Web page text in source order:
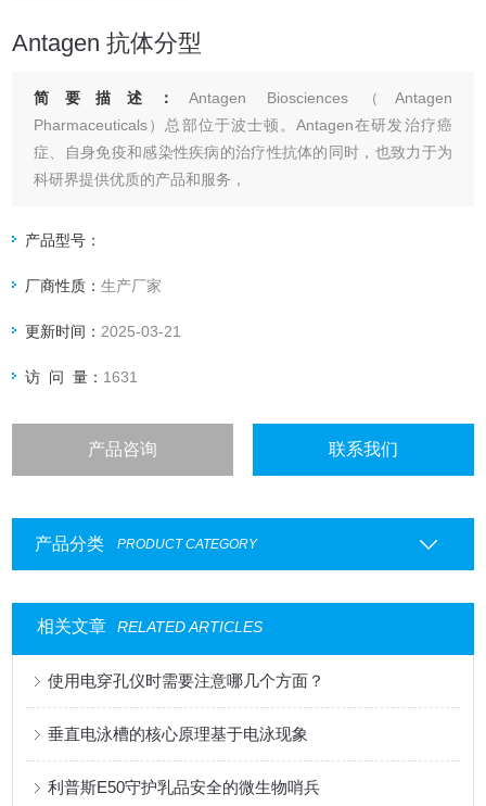
Antagen 抗体分型
简要描述：Antagen Biosciences（Antagen
Pharmaceuticals）总部位于波士顿。Antagen在研发治疗癌
症、自身免疫和感染性疾病的治疗性抗体的同时，也致力于为
科研界提供优质的产品和服务，
产品型号：
厂商性质：生产厂家
更新时间： 2025-03-21
访 问 量： 1631
产品咨询 联系我们
产品分类 PRODUCT CATEGORY
相关文章 RELATED ARTICLES
使用电穿孔仪时需要注意哪几个方面？
垂直电泳槽的核心原理基于电泳现象
利普斯E50守护乳品安全的微生物哨兵